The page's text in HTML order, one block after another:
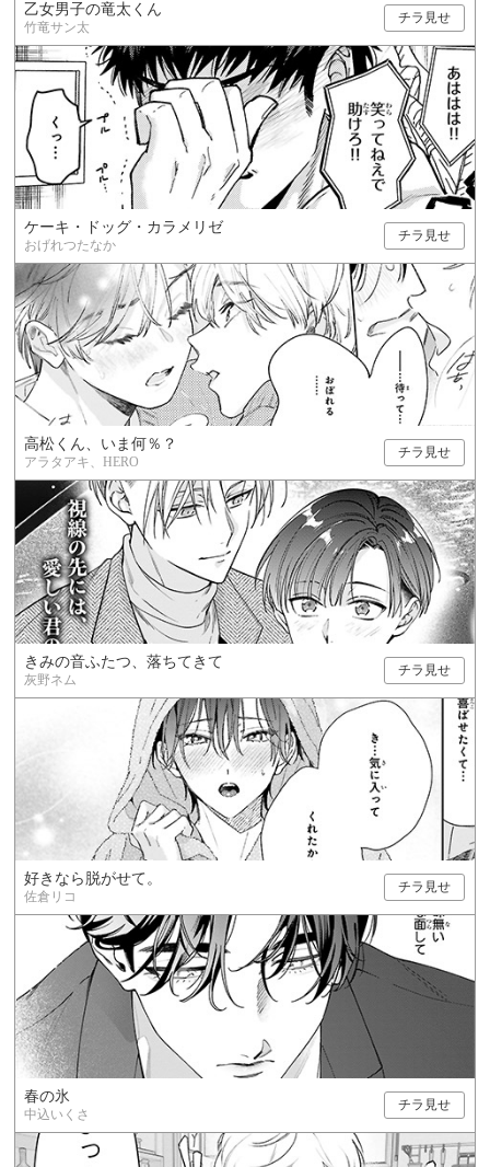
乙女男子の竜太くん
竹竜サン太
チラ見せ
ケーキ・ドッグ・カラメリゼ
おげれつたなか
チラ見せ
高松くん、いま何％？
アラタアキ、HERO
チラ見せ
きみの音ふたつ、落ちてきて
灰野ネム
チラ見せ
好きなら脱がせて。
佐倉リコ
チラ見せ
春の氷
中込いくさ
チラ見せ